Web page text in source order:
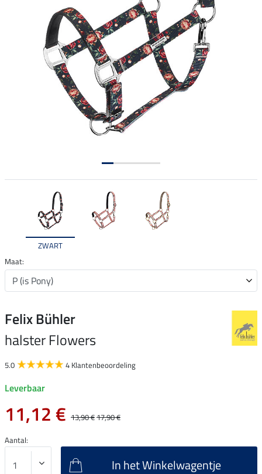
ZWART
Maat:
Felix Bühler
halster Flowers
5.0 4 Klantenbeoordeling
Leverbaar
11,12 € 13,90 €17,90 €
Aantal:
In het Winkelwagentje